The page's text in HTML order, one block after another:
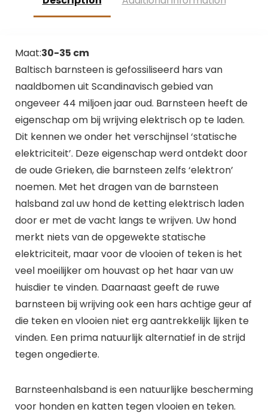
Maat:30-35 cm
Baltisch barnsteen is gefossiliseerd hars van
naaldbomen uit Scandinavisch gebied van
ongeveer 44 miljoen jaar oud. Barnsteen heeft de
eigenschap om bij wrijving elektrisch op te laden.
Dit kennen we onder het verschijnsel ‘statische
elektriciteit’. Deze eigenschap werd ontdekt door
de oude Grieken, die barnsteen zelfs ‘elektron’
noemen. Met het dragen van de barnsteen
halsband zal uw hond de ketting elektrisch laden
door er met de vacht langs te wrijven. Uw hond
merkt niets van de opgewekte statische
elektriciteit, maar voor de vlooien of teken is het
veel moeilijker om houvast op het haar van uw
huisdier te vinden. Daarnaast geeft de ruwe
barnsteen bij wrijving ook een hars achtige geur af
die teken en vlooien niet erg aantrekkelijk lijken te
vinden. Een prima natuurlijk alternatief in de strijd
tegen ongedierte.
Barnsteenhalsband is een natuurlijke bescherming
voor honden en katten tegen vlooien en teken.